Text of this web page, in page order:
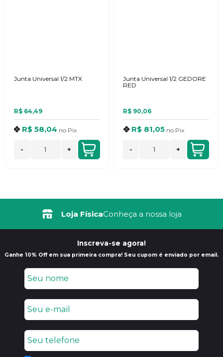
Junta Universal 1/2 MTX
R$ 64,49
R$ 58,04 no Pix
- +
Junta Universal 1/2 GEDORE
RED
R$ 90,06
R$ 81,05 no Pix
- +
Loja FísicaConheça a nossa loja
Inscreva-se agora!
Ganhe 10% Off em sua primeira compra! Seu cupom é enviado por email.